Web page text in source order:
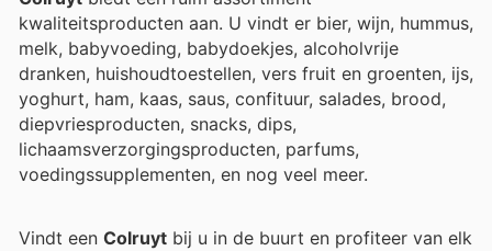
kwaliteitsproducten aan. U vindt er bier, wijn, hummus,
melk, babyvoeding, babydoekjes, alcoholvrije
dranken, huishoudtoestellen, vers fruit en groenten, ijs,
yoghurt, ham, kaas, saus, confituur, salades, brood,
diepvriesproducten, snacks, dips,
lichaamsverzorgingsproducten, parfums,
voedingssupplementen, en nog veel meer.
Vindt een Colruyt bij u in de buurt en profiteer van elk